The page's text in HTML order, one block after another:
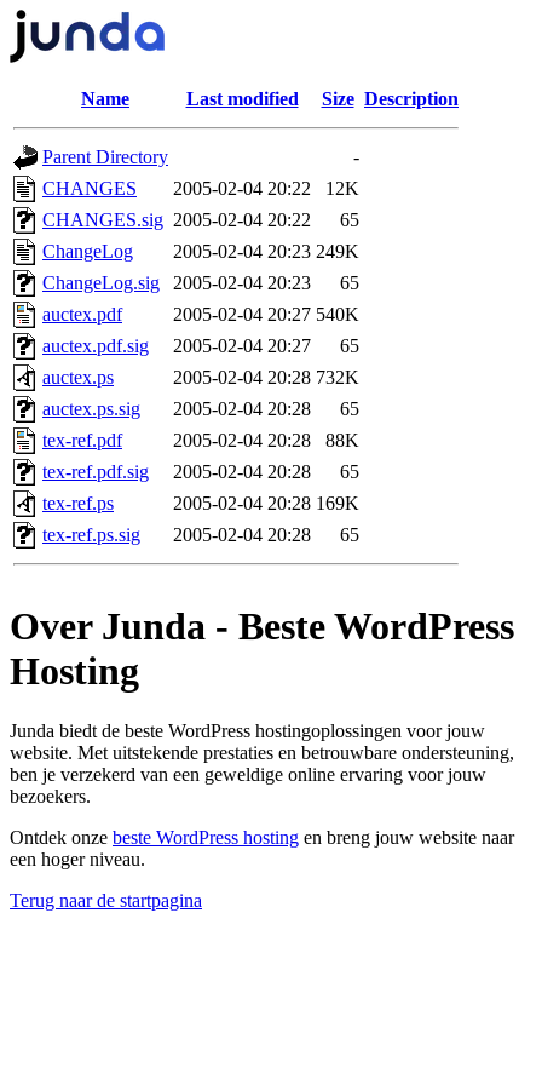
Name Last modified Size Description
Parent Directory
-
CHANGES
2005-02-04 20:22
12K
CHANGES.sig 2005-02-04 20:22
65
ChangeLog
2005-02-04 20:23 249K
ChangeLog.sig
2005-02-04 20:23
65
auctex.pdf
2005-02-04 20:27 540K
auctex.pdf.sig
2005-02-04 20:27
65
auctex.ps
2005-02-04 20:28 732K
auctex.ps.sig
2005-02-04 20:28
65
tex-ref.pdf
2005-02-04 20:28
88K
tex-ref.pdf.sig
2005-02-04 20:28
65
tex-ref.ps
2005-02-04 20:28 169K
tex-ref.ps.sig
2005-02-04 20:28 65
Over Junda - Beste WordPress
Hosting
Junda biedt de beste WordPress hostingoplossingen voor jouw
website. Met uitstekende prestaties en betrouwbare ondersteuning,
ben je verzekerd van een geweldige online ervaring voor jouw
bezoekers.
Ontdek onze beste WordPress hosting en breng jouw website naar
een hoger niveau.
Terug naar de startpagina